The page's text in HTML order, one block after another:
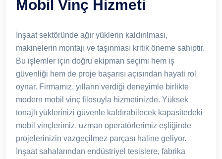
Mobil Vinç Hizmeti
İnşaat sektöründe ağır yüklerin kaldırılması,
makinelerin montajı ve taşınması kritik öneme sahiptir.
Bu işlemler için doğru ekipman seçimi hem iş
güvenliği hem de proje başarısı açısından hayati rol
oynar. Firmamız, yılların verdiği deneyimle birlikte
modern mobil vinç filosuyla hizmetinizde. Yüksek
tonajlı yüklerinizi güvenle kaldırabilecek kapasitedeki
mobil vinçlerimiz, uzman operatörlerimiz eşliğinde
projelerinizin vazgeçilmez parçası haline geliyor.
İnşaat sahalarından endüstriyel tesislere, fabrika